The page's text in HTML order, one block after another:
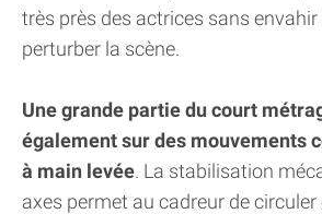
très près des actrices sans envahir
perturber la scène.
Une grande partie du court
également sur des mouvements
à main levée. La stabilisation
axes permet au cadreur de circuler